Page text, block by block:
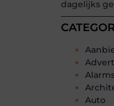
dagelijks
Auto